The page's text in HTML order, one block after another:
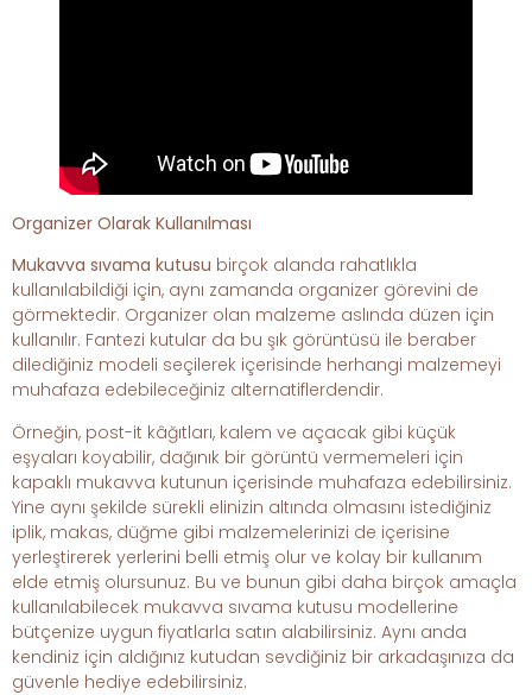
Organizer Olarak Kullanılması
Mukavva sıvama kutusu birçok alanda rahatlıkla
kullanılabildiği için, aynı zamanda organizer görevini de
görmektedir. Organizer olan malzeme aslında düzen için
kullanılır. Fantezi kutular da bu şık görüntüsü ile beraber
dilediğiniz modeli seçilerek içerisinde herhangi malzemeyi
muhafaza edebileceğiniz alternatiflerdendir.
Örneğin, post-it kâğıtları, kalem ve açacak gibi küçük
eşyaları koyabilir, dağınık bir görüntü vermemeleri için
kapaklı mukavva kutunun içerisinde muhafaza edebilirsiniz.
Yine aynı şekilde sürekli elinizin altında olmasını istediğiniz
iplik, makas, düğme gibi malzemelerinizi de içerisine
yerleştirerek yerlerini belli etmiş olur ve kolay bir kullanım
elde etmiş olursunuz. Bu ve bunun gibi daha birçok amaçla
kullanılabilecek mukavva sıvama kutusu modellerine
bütçenize uygun fiyatlarla satın alabilirsiniz. Aynı anda
kendiniz için aldığınız kutudan sevdiğiniz bir arkadaşınıza da
güvenle hediye edebilirsiniz.